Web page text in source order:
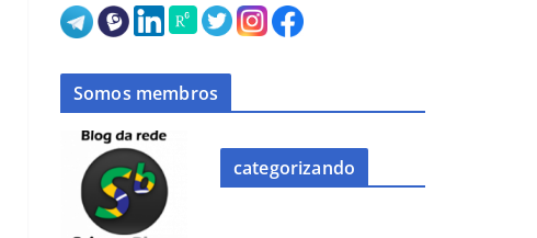
Somos membros
categorizando